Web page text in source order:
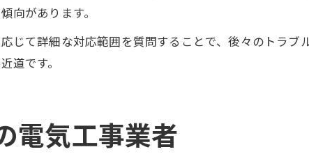
向があります。
じて詳細な対応範囲を質問することで、後々のトラブ
道です。
電気工事業者